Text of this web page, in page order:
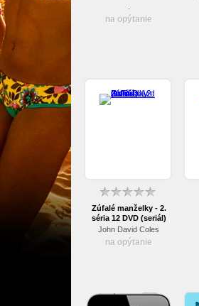
na opýtanie
Zúfalé manželky - 2.
séria 12 DVD (seriál)
John David Coles
na opýtanie